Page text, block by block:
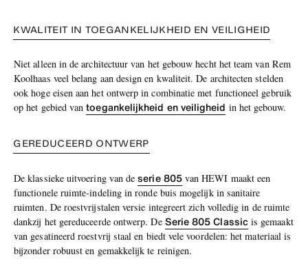
KWALITEIT IN TOEGANKELIJKHEID EN VEILIGHEID
Niet alleen in de architectuur van het gebouw hecht het team van Rem
Koolhaas veel belang aan design en kwaliteit. De architecten stelden
ook hoge eisen aan het ontwerp in combinatie met functioneel gebruik
op het gebied vantoegankelijkheid en veiligheid in het gebouw.
GEREDUCEERD ONTWERP
De klassieke uitvoering van de serie 805 van HEWI maakt een
functionele ruimte-indeling in ronde buis mogelijk in sanitaire
ruimten. De roestvrijstalen versie integreert zich volledig in de ruimte
dankzij het gereduceerde ontwerp. De Serie 805 Classicis gemaakt
van gesatineerd roestvrij staal en biedt vele voordelen: het materiaal is
bijzonder robuust en gemakkelijk te reinigen.